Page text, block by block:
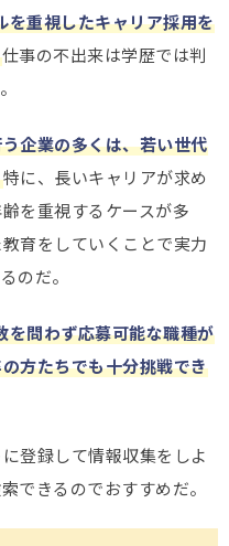
を重視したキャリア採用を
仕事の不出来は学歴では判
企業の多くは、若い世代
特に、長いキャリアが求め
を重視するケースが多
育をしていくことで実力
のだ。
を問わず応募可能な職種が
方たちでも十分挑戦でき
登録して情報収集をしよ
できるのでおすすめだ。